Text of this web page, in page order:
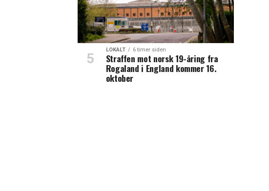
LOKALT 6 timer siden
Straffen mot norsk 19-åring fra
Rogaland i England kommer 16.
oktober